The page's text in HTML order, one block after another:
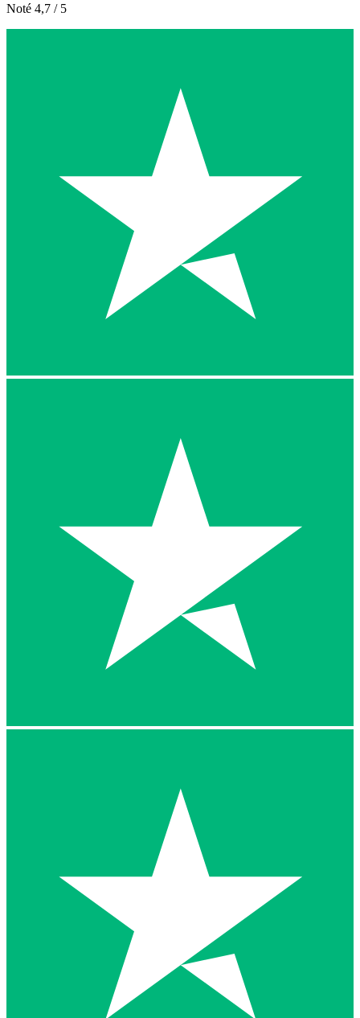
Noté 4,7 / 5